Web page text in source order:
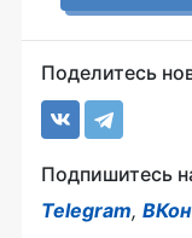
Поделитесь
Подпишитесь
Telegram,